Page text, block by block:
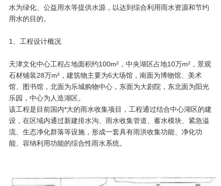
水为绿化、公益用水等提供水源，以达到综合利用雨水资源和节约
用水的目的。
1、工程设计概况
天津文化中心工程占地面积约100m²，中央湖区占地10万m²，景观
石材铺装28万m²，建筑物主要为6大场馆，南面为博物馆、美术
馆、图书馆，北面为乐城购物中心，东面为大剧院，东北面为阳光
乐园，中心为人造湖区。
该工程是目前国内*大的雨水收集项目，工程通过结合中心湖区的建
设，在区域内通过新建排水沟、雨水收集管道、蓄水模块、紧急溢
流、生态净化群落等设施，形成一套具有雨洪收集功能、净化功
能、容纳利用功能的综合性雨水系统。